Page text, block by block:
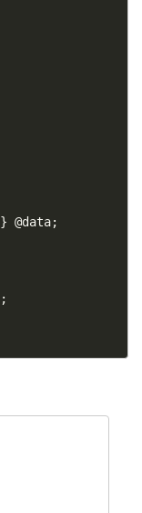
} @data;
;